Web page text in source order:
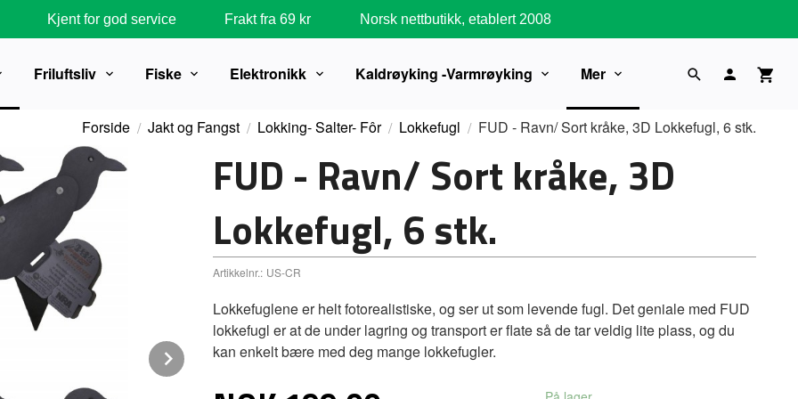
Kjent for god service Frakt fra 69 kr Norsk nettbutikk, etablert 2008
Friluftsliv Fiske Elektronikk Kaldrøyking -Varmrøyking Mer
Forside Jakt og Fangst Lokking- Salter- Fôr Lokkefugl FUD - Ravn/ Sort kråke, 3D Lokkefugl, 6 stk.
Next
FUD - Ravn/ Sort kråke, 3D
Lokkefugl, 6 stk.
Artikkelnr.: US-CR
Lokkefuglene er helt fotorealistiske, og ser ut som levende fugl. Det geniale med FUD
lokkefugl er at de under lagring og transport er flate så de tar veldig lite plass, og du
kan enkelt bære med deg mange lokkefugler.